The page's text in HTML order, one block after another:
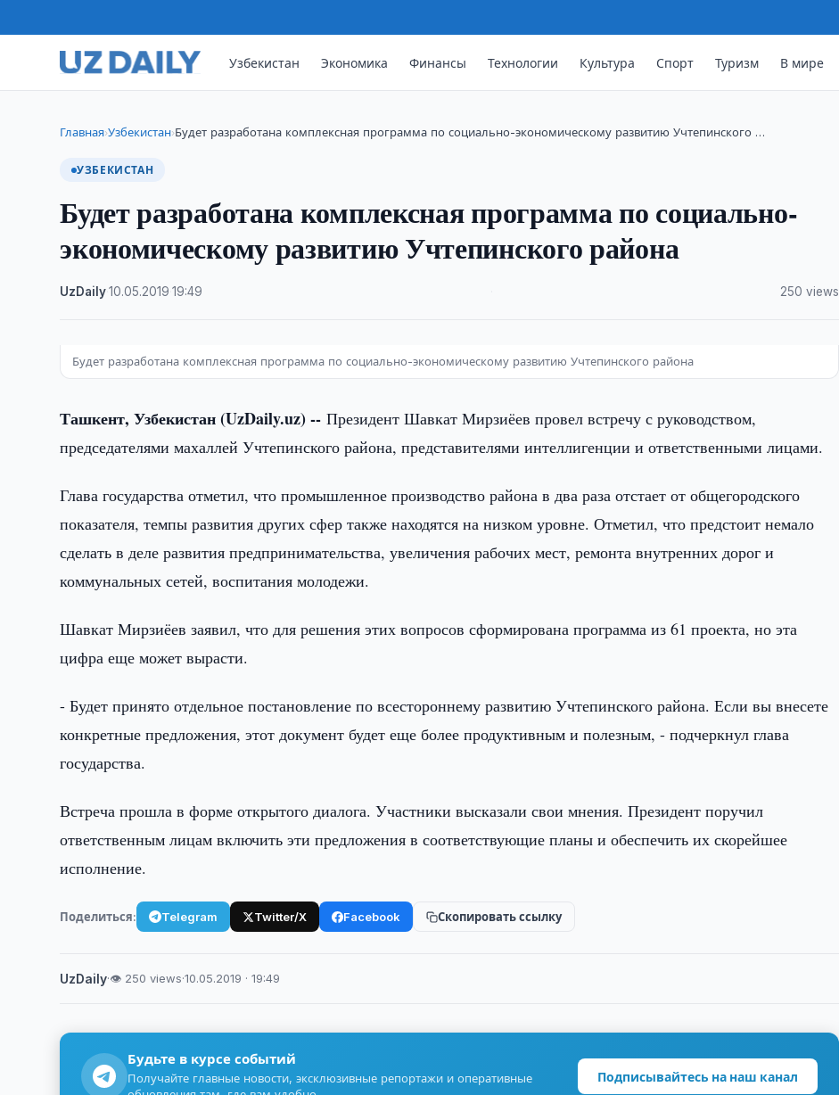
Узбекистан Экономика Финансы Технологии Культура Спорт Туризм В мире
Главная›Узбекистан›Будет разработана комплексная программа по социально-экономическому развитию Учтепинского …
УЗБЕКИСТАН
Будет разработана комплексная программа по социально-
экономическому развитию Учтепинского района
UzDaily·10.05.2019 ·19:49 250 views
Будет разработана комплексная программа по социально-экономическому развитию Учтепинского района
Ташкент, Узбекистан (UzDaily.uz) --Президент Шавкат Мирзиёев провел встречу с руководством,
председателями махаллей Учтепинского района, представителями интеллигенции и ответственными лицами.
Глава государства отметил, что промышленное производство района в два раза отстает от общегородского
показателя, темпы развития других сфер также находятся на низком уровне. Отметил, что предстоит немало
сделать в деле развития предпринимательства, увеличения рабочих мест, ремонта внутренних дорог и
коммунальных сетей, воспитания молодежи.
Шавкат Мирзиёев заявил, что для решения этих вопросов сформирована программа из 61 проекта, но эта
цифра еще может вырасти.
- Будет принято отдельное постановление по всестороннему развитию Учтепинского района. Если вы внесете
конкретные предложения, этот документ будет еще более продуктивным и полезным, - подчеркнул глава
государства.
Встреча прошла в форме открытого диалога. Участники высказали свои мнения. Президент поручил
ответственным лицам включить эти предложения в соответствующие планы и обеспечить их скорейшее
исполнение.
Поделиться: Telegram Twitter/X Facebook Скопировать ссылку
UzDaily·👁 250 views·10.05.2019 · 19:49
Будьте в курсе событий
Получайте главные новости, эксклюзивные репортажи и оперативные
Подписывайтесь на наш канал